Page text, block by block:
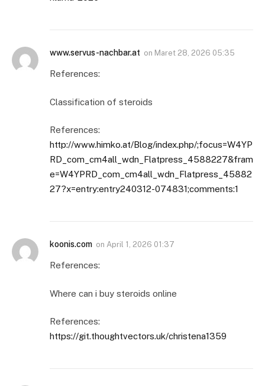
www.servus-nachbar.at on Maret 28, 2026 05:35
References:
Classification of steroids
References:
http://www.himko.at/Blog/index.php/;focus=W4YP
RD_com_cm4all_wdn_Flatpress_4588227&fram
e=W4YPRD_com_cm4all_wdn_Flatpress_45882
27?x=entry:entry240312-074831;comments:1
koonis.com on April 1, 2026 01:37
References:
Where can i buy steroids online
References:
https://git.thoughtvectors.uk/christena1359